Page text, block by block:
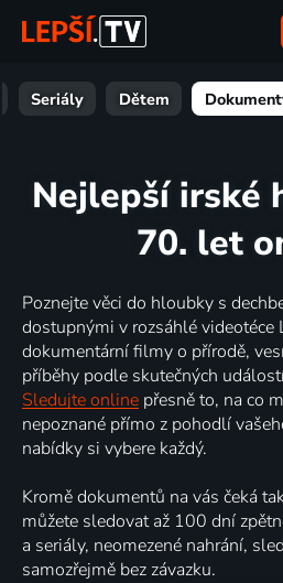
Seriály Dětem
Nejlepší irské
70. let
Poznejte věci do hloubky s
dostupnými v rozsáhlé videotéce
dokumentární filmy o přírodě,
příběhy podle skutečných
Sledujte online přesně to, na co
nepoznané přímo z pohodlí
nabídky si vybere každý.
Kromě dokumentů na vás čeká
můžete sledovat až 100 dní
a seriály, neomezené nahrání,
samozřejmě bez závazku.